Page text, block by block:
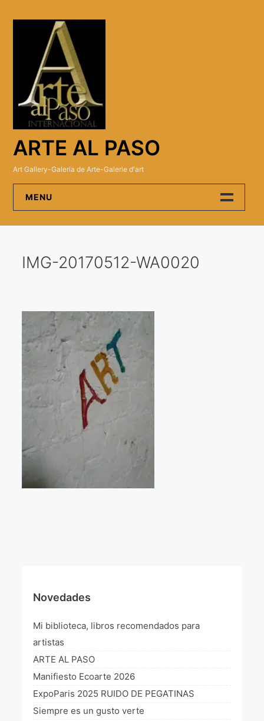
ARTE AL PASO
Art Gallery-Galeria de Arte-Galerie d'art
MENU
Artistas
Visitas a los ateliers o talleres de artistas
Presse
Qué dicen de nosotros?
Política de cookies
Expositions
L’art Colombien à Paris 2019
L’art Latino-américain à Paris 2019
Reflecting Source. NY 2019
«Sincronías con sentido» Bogotá Colombia 2019
IMG-20170512-WA0020
Novedades
Mi biblioteca, libros recomendados para
artistas
ARTE AL PASO
Manifiesto Ecoarte 2026
ExpoParis 2025 RUIDO DE PEGATINAS
Siempre es un gusto verte